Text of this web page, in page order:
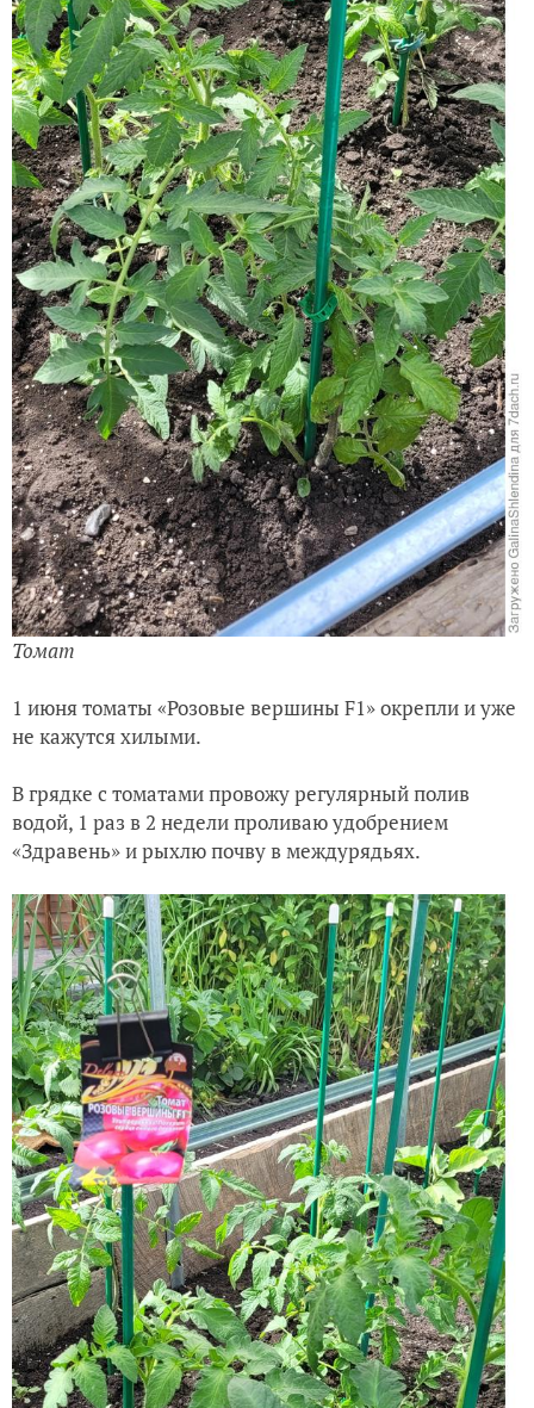
Томат
1 июня томаты «Розовые вершины F1» окрепли и уже
не кажутся хилыми.
В грядке с томатами провожу регулярный полив
водой, 1 раз в 2 недели проливаю удобрением
«Здравень» и рыхлю почву в междурядьях.